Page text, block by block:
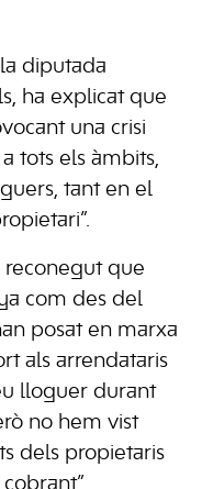
la diputada
ha explicat que
una crisi
tots els àmbits,
tant en el
reconegut que
com des del
posat en marxa
als arrendataris
lloguer durant
no hem vist
dels propietaris